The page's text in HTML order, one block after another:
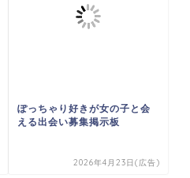
ぽっちゃり好きが女の子と会
える出会い募集掲示板
2026年4月23日(広告)